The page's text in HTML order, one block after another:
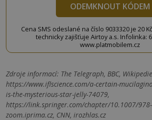
ODEMKNOUT KÓDEM
Cena SMS odeslané na číslo 9033320 je 20
technicky zajišťuje Airtoy a.s. Infolinka:
www.platmobilem.cz
Zdroje informací: The Telegraph, BBC,
https://www.iflscience.com/a-certain-
is-the-mysterious-star-jelly-74079,
https://link.springer.com/chapter/10.1007/978-
zoom.iprima.cz, CNN, irozhlas.cz